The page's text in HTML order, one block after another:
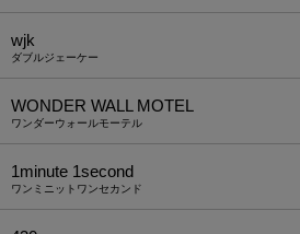
wjk
ダブルジェーケー
WONDER WALL MOTEL
ワンダーウォールモーテル
1minute​ 1second
ワンミニットワンセカンド